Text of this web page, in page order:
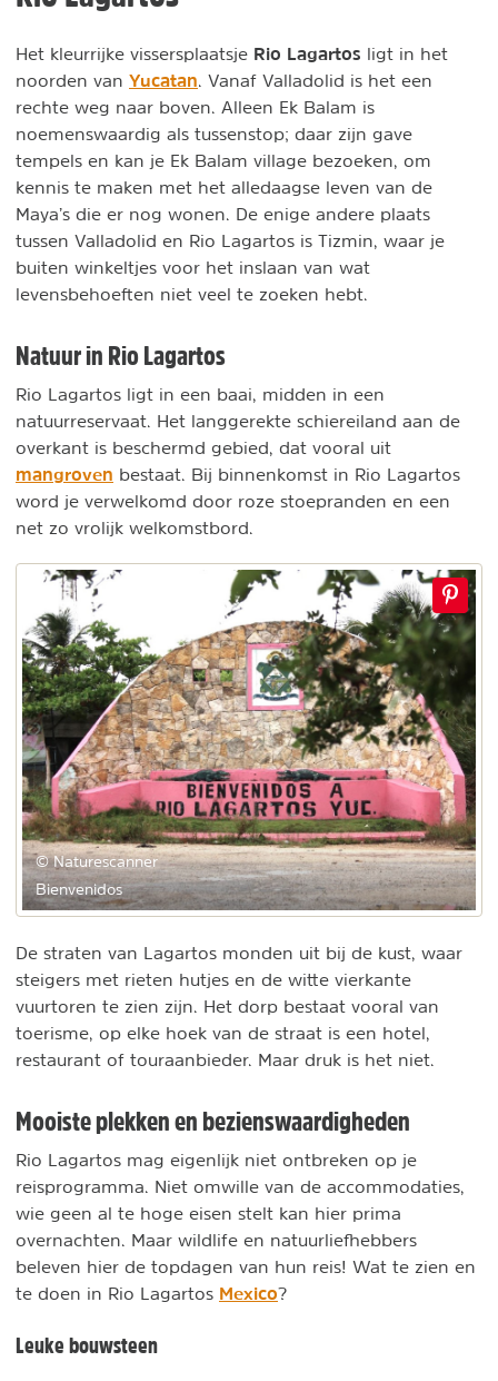
Het kleurrijke vissersplaatsje Rio Lagartos ligt in het
noorden van Yucatan . Vanaf Valladolid is het een
rechte weg naar boven. Alleen Ek Balam is
noemenswaardig als tussenstop; daar zijn gave
tempels en kan je Ek Balam village bezoeken, om
kennis te maken met het alledaagse leven van de
Maya’s die er nog wonen. De enige andere plaats
tussen Valladolid en Rio Lagartos is Tizmin, waar je
buiten winkeltjes voor het inslaan van wat
levensbehoeften niet veel te zoeken hebt.
Natuur in Rio Lagartos
Rio Lagartos ligt in een baai, midden in een
natuurreservaat. Het langgerekte schiereiland aan de
overkant is beschermd gebied, dat vooral uit
mangroven bestaat. Bij binnenkomst in Rio Lagartos
word je verwelkomd door roze stoepranden en een
net zo vrolijk welkomstbord.
© Naturescanner
Bienvenidos
De straten van Lagartos monden uit bij de kust, waar
steigers met rieten hutjes en de witte vierkante
vuurtoren te zien zijn. Het dorp bestaat vooral van
toerisme, op elke hoek van de straat is een hotel,
restaurant of touraanbieder. Maar druk is het niet.
Mooiste plekken en bezienswaardigheden
Rio Lagartos mag eigenlijk niet ontbreken op je
reisprogramma. Niet omwille van de accommodaties,
wie geen al te hoge eisen stelt kan hier prima
overnachten. Maar wildlife en natuurliefhebbers
beleven hier de topdagen van hun reis! Wat te zien en
te doen in Rio Lagartos Mexico?
Leuke bouwsteen